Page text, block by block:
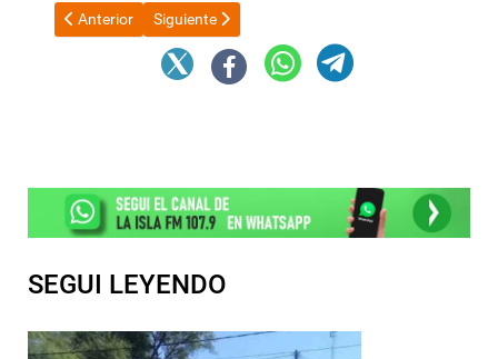
Artículo anterior: Taiana reclamó la suspensión de la licitación
Anterior Artículo siguiente: Fuerte apoyo de Milei a Adorni:
Siguiente
SEGUI LEYENDO